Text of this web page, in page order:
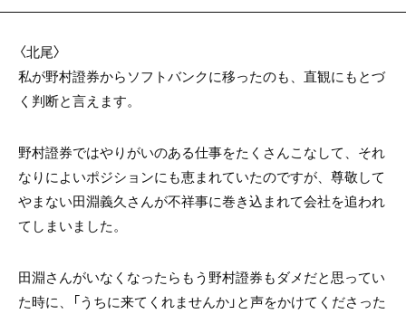
〈北尾〉
私が野村證券からソフトバンクに移ったのも、直観にもとづ
く判断と言えます。
野村證券ではやりがいのある仕事をたくさんこなして、それ
なりによいポジションにも恵まれていたのですが、尊敬して
やまない田淵義久さんが不祥事に巻き込まれて会社を追われ
てしまいました。
田淵さんがいなくなったらもう野村證券もダメだと思ってい
た時に、「うちに来てくれませんか」と声をかけてくださった